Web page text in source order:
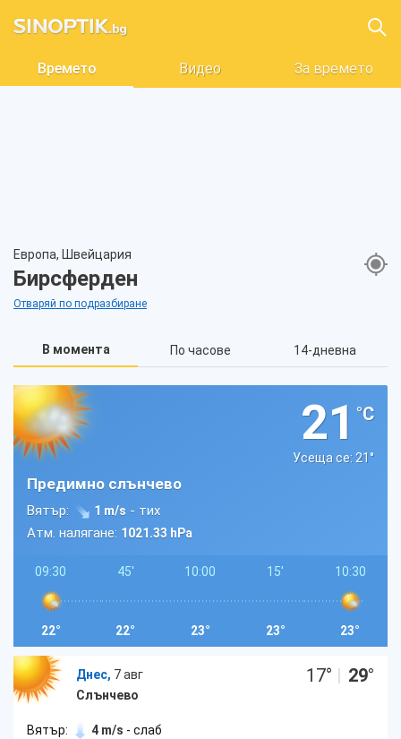
Времето Видео За времето
Европа, Швейцария
Бирсферден
Отваряй по подразбиране
В момента По часове 14-дневна
21 °C
Усеща се: 21°
Предимно слънчево
Вятър: 1 m/s - тих
Атм. налягане: 1021.33 hPa
09:30
22°
45'
22°
10:00
23°
15'
23°
10:30
23°
Днес, 7 авг
Слънчево
17° | 29°
Вятър: 4 m/s - слаб